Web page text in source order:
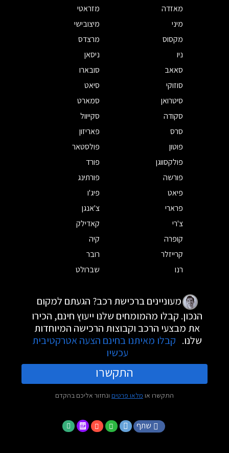
מאזדה
מזראטי
מיני
מיצובישי
מקסוס
מרצדס
ניו
ניסאן
סאאב
סובארו
סוזוקי
סיאט
סיטרואן
סמארט
סקודה
סקייוול
סרס
פאריזון
פוטון
פולסטאר
פולקסווגן
פורד
פורשה
פורתינג
פיאט
פיג'ו
פרארי
צ'אנגן
צ'רי
קאדילק
קופרה
קיה
קרייזלר
רובר
רנו
שברולט
מעוניינים ברכישת רכב? הגעתם למקום
הנכון. קבלו מהמומחים שלנו ייעוץ חינם, הכירו
את מבצעי הרכב וקבוצות הרכישה המיוחדות
שלנו. קבלו מאיתנו בחינם הצעה אטרקטיבית
עכשיו
התקשרו
התקשרו או מלאו פרטים ונחזור אליכם בהקדם
שתף